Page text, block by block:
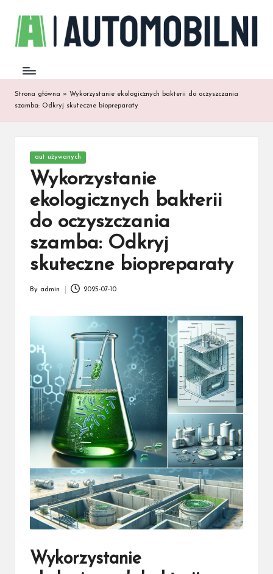
Strona główna » Wykorzystanie ekologicznych bakterii do oczyszczania
szamba: Odkryj skuteczne biopreparaty
Posted
in
aut używanych
Wykorzystanie
ekologicznych bakterii
do oczyszczania
szamba: Odkryj
skuteczne biopreparaty
By admin 2025-07-10
Wykorzystanie